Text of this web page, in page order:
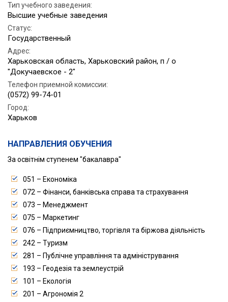
Тип учебного заведения:
Высшие учебные заведения
Статус:
Государственный
Адрес:
Харьковская область, Харьковский район, п / о
"Докучаевское - 2"
Телефон приемной комиссии:
(0572) 99-74-01
Город:
Харьков
НАПРАВЛЕНИЯ ОБУЧЕНИЯ
За освітнім ступенем "бакалавра"
051 – Економіка
072 – Фінанси, банківська справа та страхування
073 – Менеджмент
075 – Маркетинг
076 – Підприємництво, торгівля та біржова діяльність
242 – Туризм
281 – Публічне управління та адміністрування
193 – Геодезія та землеустрій
101 – Екологія
201 – Агрономія 2